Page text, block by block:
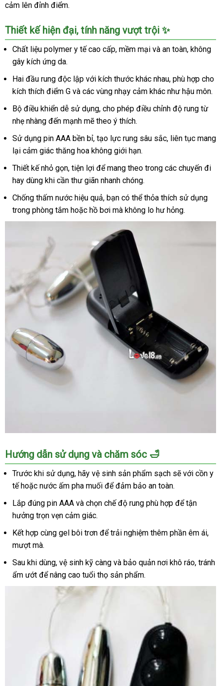
cảm lên đỉnh điểm.
Thiết kế hiện đại, tính năng vượt trội ✨
Chất liệu polymer y tế cao cấp, mềm mại và an toàn, không
gây kích ứng da.
Hai đầu rung độc lập với kích thước khác nhau, phù hợp cho
kích thích điểm G và các vùng nhạy cảm khác như hậu môn.
Bộ điều khiển dễ sử dụng, cho phép điều chỉnh độ rung từ
nhẹ nhàng đến mạnh mẽ theo ý thích.
Sử dụng pin AAA bền bỉ, tạo lực rung sâu sắc, liên tục mang
lại cảm giác thăng hoa không giới hạn.
Thiết kế nhỏ gọn, tiện lợi để mang theo trong các chuyến đi
hay dùng khi cần thư giãn nhanh chóng.
Chống thấm nước hiệu quả, bạn có thể thỏa thích sử dụng
trong phòng tắm hoặc hồ bơi mà không lo hư hỏng.
Trứng
rung
Inox
đầu
cao
cấp
độc
đáo
toàn
Hướng dẫn sử dụng và chăm sóc 🛁
Trước khi sử dụng, hãy vệ sinh sản phẩm sạch sẽ với cồn y
tế hoặc nước ấm pha muối để đảm bảo an toàn.
Lắp đúng pin AAA và chọn chế độ rung phù hợp để tận
hưởng trọn vẹn cảm giác.
Kết hợp cùng gel bôi trơn để trải nghiệm thêm phần êm ái,
mượt mà.
Sau khi dùng, vệ sinh kỹ càng và bảo quản nơi khô ráo, tránh
ẩm ướt để nâng cao tuổi thọ sản phẩm.